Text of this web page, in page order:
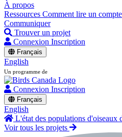
À propos
Ressources Comment lire un
Communiquer
Trouver un projet
Connexion Inscription
Français
English
Un programme de
Connexion Inscription
Français
English
L'état des populations d'oiseaux
Voir tous les projets